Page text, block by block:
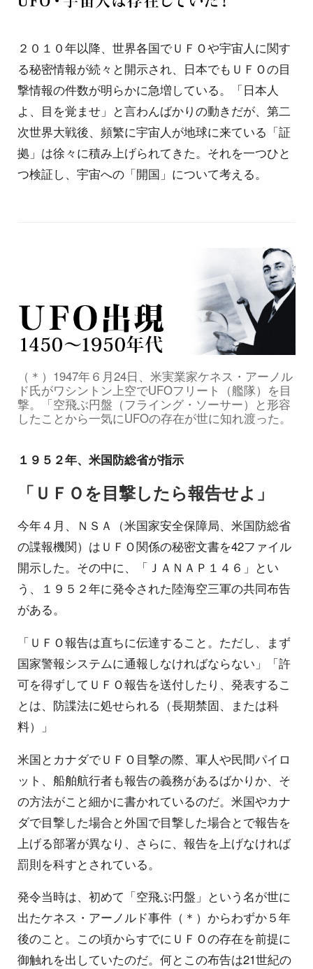
２０１０年以降、世界各国でＵＦＯや宇宙人に関す
る秘密情報が続々と開示され、日本でもＵＦＯの目
撃情報の件数が明らかに急増している。「日本人
よ、目を覚ませ」と言わんばかりの動きだが、第二
次世界大戦後、頻繁に宇宙人が地球に来ている「証
拠」は徐々に積み上げられてきた。それを一つひと
つ検証し、宇宙への「開国」について考える。
（＊）1947年６月24日、米実業家ケネス・アーノル
ド氏がワシントン上空でUFOフリート（艦隊）を目
撃。「空飛ぶ円盤（フライング・ソーサー）と形容
したことから一気にUFOの存在が世に知れ渡った。
１９５２年、米国防総省が指示
「ＵＦＯを目撃したら報告せよ」
今年４月、ＮＳＡ（米国家安全保障局、米国防総省
の諜報機関）はＵＦＯ関係の秘密文書を42ファイル
開示した。その中に、「ＪＡＮＡＰ１４６」とい
う、１９５２年に発令された陸海空三軍の共同布告
がある。
「ＵＦＯ報告は直ちに伝達すること。ただし、まず
国家警報システムに通報しなければならない」「許
可を得ずしてＵＦＯ報告を送付したり、発表するこ
とは、防諜法に処せられる（長期禁固、または科
料）」
米国とカナダでＵＦＯ目撃の際、軍人や民間パイロ
ット、船舶航行者も報告の義務があるばかりか、そ
の方法がこと細かに書かれているのだ。米国やカナ
ダで目撃した場合と外国で目撃した場合とで報告を
上げる部署が異なり、さらに、報告を上げなければ
罰則を科すとされている。
発令当時は、初めて「空飛ぶ円盤」という名が世に
出たケネス・アーノルド事件（＊）からわずか５年
後のこと。この頃からすでにＵＦＯの存在を前提に
御触れを出していたのだ。何とこの布告は21世紀の